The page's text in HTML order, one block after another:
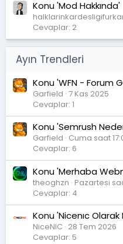
Konu 'Mod Hakkında'
Cevaplar: 2
Ayın Trendleri
Konu 'WFN - Forum
Garfield 7 Kas 2025
Cevaplar: 1
Konu 'Semrush
Garfield Cuma saat
Cevaplar: 6
Konu 'Merhaba
theoghzn Pazartesi
Cevaplar: 4
Konu 'Nicenıc
NiceNIC 28 Tem 2026
Cevaplar: 5